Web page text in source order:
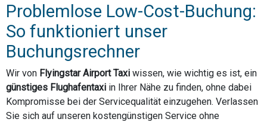
Problemlose Low-Cost-Buchung:
So funktioniert unser
Buchungsrechner
Wir von Flyingstar Airport Taxi wissen, wie wichtig es ist, ein
günstiges Flughafentaxi in Ihrer Nähe zu finden, ohne dabei
Kompromisse bei der Servicequalität einzugehen. Verlassen
Sie sich auf unseren kostengünstigen Service ohne